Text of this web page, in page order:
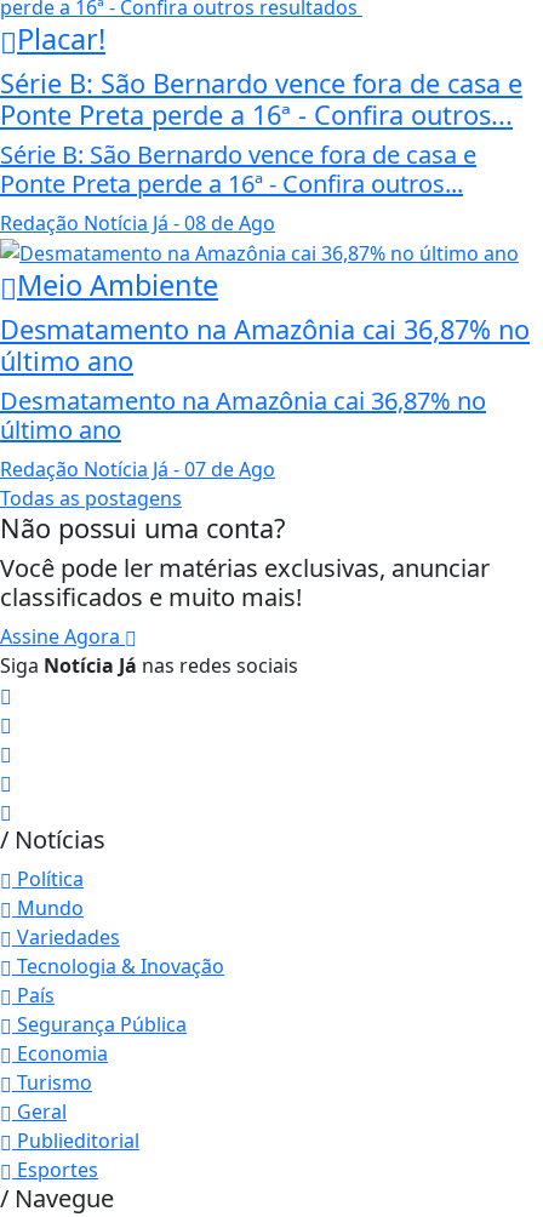
Placar!
Série B: São Bernardo vence fora de casa e
Ponte Preta perde a 16ª - Confira outros...
Série B: São Bernardo vence fora de casa e
Ponte Preta perde a 16ª - Confira outros...
Redação Notícia Já - 08 de Ago
Meio Ambiente
Desmatamento na Amazônia cai 36,87% no
último ano
Desmatamento na Amazônia cai 36,87% no
último ano
Redação Notícia Já - 07 de Ago
Todas as postagens
Não possui uma conta?
Você pode ler matérias exclusivas, anunciar
classificados e muito mais!
Assine Agora
Siga Notícia Já nas redes sociais
/ Notícias
Política
Mundo
Variedades
Tecnologia & Inovação
País
Segurança Pública
Economia
Turismo
Geral
Publieditorial
Esportes
/ Navegue